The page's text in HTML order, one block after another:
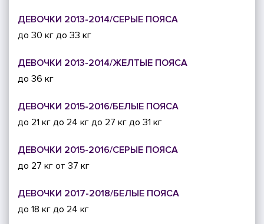
ДЕВОЧКИ 2013-2014/СЕРЫЕ ПОЯСА
до 30 кг до 33 кг
ДЕВОЧКИ 2013-2014/ЖЕЛТЫЕ ПОЯСА
до 36 кг
ДЕВОЧКИ 2015-2016/БЕЛЫЕ ПОЯСА
до 21 кг до 24 кг до 27 кг до 31 кг
ДЕВОЧКИ 2015-2016/СЕРЫЕ ПОЯСА
до 27 кг от 37 кг
ДЕВОЧКИ 2017-2018/БЕЛЫЕ ПОЯСА
до 18 кг до 24 кг